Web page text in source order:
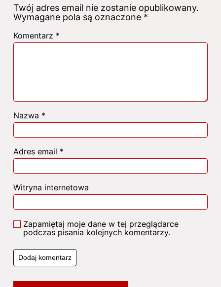
Twój adres email nie zostanie opublikowany.
Wymagane pola są oznaczone *
Komentarz *
Nazwa *
Adres email *
Witryna internetowa
Zapamiętaj moje dane w tej przeglądarce
podczas pisania kolejnych komentarzy.